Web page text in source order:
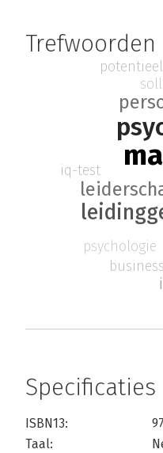
Trefwoorden
psychologie
iq-test
Specificaties
ISBN13:
Taal: